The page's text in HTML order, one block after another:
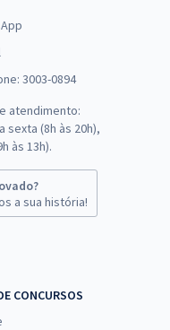
3003-0894
atendimento:
sexta (8h às 20h),
às 13h).
a sua história!
CONCURSOS